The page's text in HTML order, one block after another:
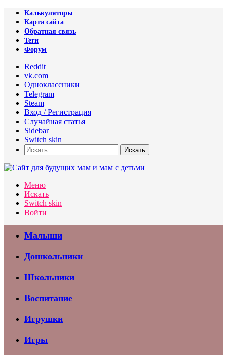
Калькуляторы
Карта сайта
Обратная связь
Теги
Форум
Reddit
vk.com
Одноклассники
Telegram
Steam
Вход / Регистрация
Случайная статья
Sidebar
Switch skin
Искать
Меню
Искать
Switch skin
Войти
Малыши
Дошкольники
Школьники
Воспитание
Игрушки
Игры